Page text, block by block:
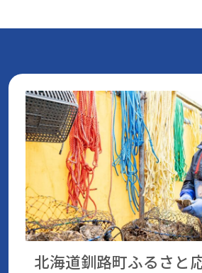
北海道釧路町ふるさと